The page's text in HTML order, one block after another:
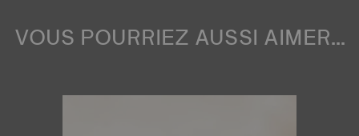
VOUS POURRIEZ AUSSI AIMER...